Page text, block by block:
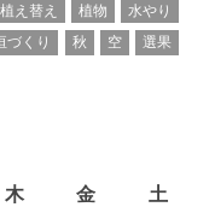
植え替え 植物
水やり
づくり 秋 空
選果
木 金 土